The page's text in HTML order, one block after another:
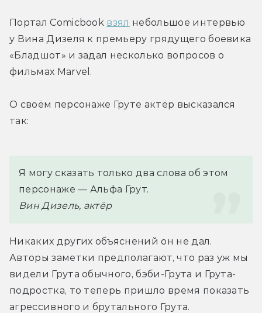
Портал Comicbook взял небольшое интервью
у Вина Дизеля к премьеру грядущего боевика
«Бладшот» и задал несколько вопросов о
фильмах Marvel.
О своём персонаже Груте актёр высказался
так:
Я могу сказать только два слова об этом
персонаже — Альфа Грут.
Вин Дизель, актёр
Никаких других объяснений он не дал.
Авторы заметки предполагают, что раз уж мы
видели Грута обычного, бэби-Грута и Грута-
подростка, то теперь пришло время показать
агрессивного и брутального Грута.